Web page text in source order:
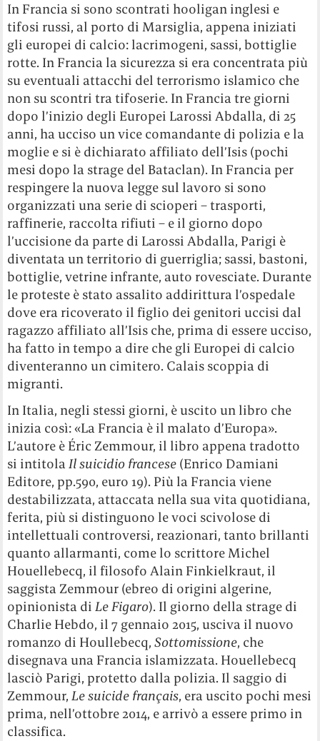
In Francia si sono scontrati hooligan inglesi e
tifosi russi, al porto di Marsiglia, appena iniziati
gli europei di calcio: lacrimogeni, sassi, bottiglie
rotte. In Francia la sicurezza si era concentrata più
su eventuali attacchi del terrorismo islamico che
non su scontri tra tifoserie. In Francia tre giorni
dopo l’inizio degli Europei Larossi Abdalla, di 25
anni, ha ucciso un vice comandante di polizia e la
moglie e si è dichiarato affiliato dell’Isis (pochi
mesi dopo la strage del Bataclan). In Francia per
respingere la nuova legge sul lavoro si sono
organizzati una serie di scioperi – trasporti,
raffinerie, raccolta rifiuti – e il giorno dopo
l’uccisione da parte di Larossi Abdalla, Parigi è
diventata un territorio di guerriglia; sassi, bastoni,
bottiglie, vetrine infrante, auto rovesciate. Durante
le proteste è stato assalito addirittura l’ospedale
dove era ricoverato il figlio dei genitori uccisi dal
ragazzo affiliato all’Isis che, prima di essere ucciso,
ha fatto in tempo a dire che gli Europei di calcio
diventeranno un cimitero. Calais scoppia di
migranti.
In Italia, negli stessi giorni, è uscito un libro che
inizia così: «La Francia è il malato d’Europa».
L’autore è Éric Zemmour, il libro appena tradotto
si intitolaIl suicidio francese (Enrico Damiani
Editore, pp.590, euro 19). Più la Francia viene
destabilizzata, attaccata nella sua vita quotidiana,
ferita, più si distinguono le voci scivolose di
intellettuali controversi, reazionari, tanto brillanti
quanto allarmanti, come lo scrittore Michel
Houellebecq, il filosofo Alain Finkielkraut, il
saggista Zemmour (ebreo di origini algerine,
opinionista diLe Figaro). Il giorno della strage di
Charlie Hebdo, il 7 gennaio 2015, usciva il nuovo
romanzo di Houllebecq,Sottomissione, che
disegnava una Francia islamizzata. Houellebecq
lasciò Parigi, protetto dalla polizia. Il saggio di
Zemmour,Le suicide français, era uscito pochi mesi
prima, nell’ottobre 2014, e arrivò a essere primo in
classifica.